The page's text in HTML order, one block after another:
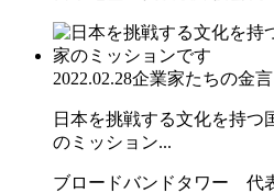
2022.02.28企業家たちの金言
日本を挑戦する文化を持つ
のミッション...
ブロードバンドタワー 代